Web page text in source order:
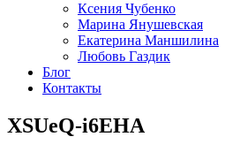
Ксения Чубенко
Марина Янушевская
Екатерина Маншилина
Любовь Газдик
Блог
Контакты
XSUeQ-i6EHA